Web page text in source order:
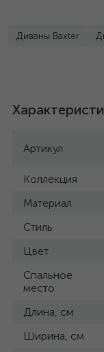
Диваны Baxter
Артикул
Коллекция
Материал
Стиль
Цвет
Спальное
место
Длина, см
Ширина, см